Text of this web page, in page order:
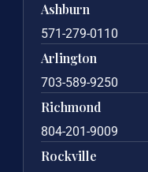
Ashburn
571-279-0110
Arlington
703-589-9250
Richmond
804-201-9009
Rockville